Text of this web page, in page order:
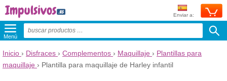
Enviar a:
Menú
Inicio › Disfraces › Complementos › Maquillaje › Plantillas para
maquillaje › Plantilla para maquillaje de Harley infantil